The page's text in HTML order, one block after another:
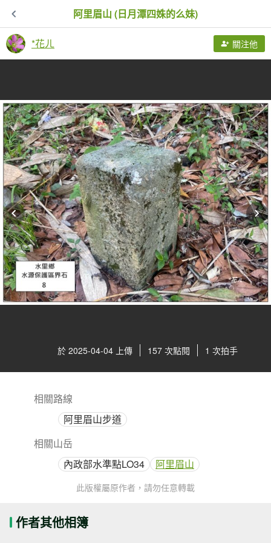
阿里眉山 (日月潭四姝的么妹)
*花ㄦ 關注他
於 2025-04-04 上傳 157 次點閱 1 次拍手
相關路線
阿里眉山步道
相關山岳
內政部水準點LO34
阿里眉山
此版權屬原作者，請勿任意轉載
作者其他相簿